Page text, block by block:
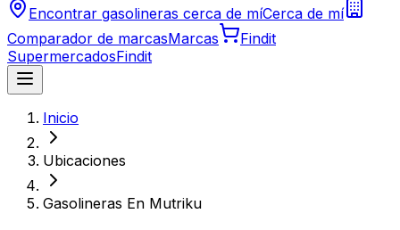
Encontrar gasolineras cerca de míCerca de mí
Comparador de marcasMarcas
Findit
SupermercadosFindit
Inicio
Ubicaciones
Gasolineras En Mutriku